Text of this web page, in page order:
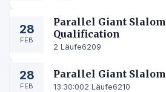
28
FEB
Parallel Giant Slalom
Qualification
2 Läufe6209
28
FEB
Parallel Giant Slalom
13:30:002 Läufe6210